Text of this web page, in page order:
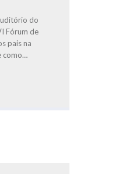
do
Fórum de
pais na
como
Bora